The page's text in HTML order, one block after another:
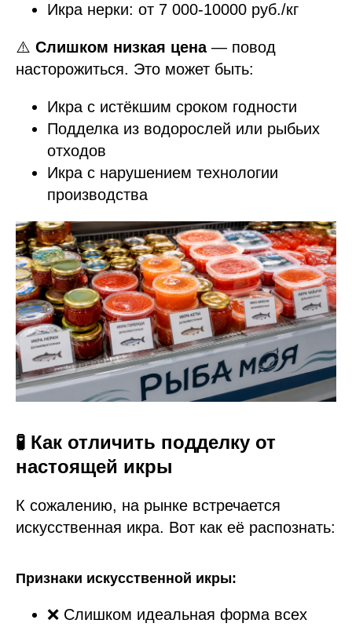
Икра нерки: от 7 000-10000 руб./кг
⚠️ Слишком низкая цена— повод
насторожиться. Это может быть:
Икра с истёкшим сроком годности
Подделка из водорослей или рыбьих
отходов
Икра с нарушением технологии
производства
🧪 Как отличить подделку от
настоящей икры
К сожалению, на рынке встречается
искусственная икра. Вот как её распознать:
Признаки искусственной икры:
❌ Слишком идеальная форма всех